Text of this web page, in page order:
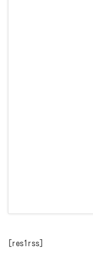
[res1rss]